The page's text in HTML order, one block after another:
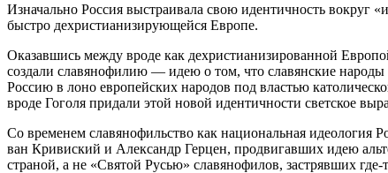
Изначально Россия выстраивала свою идентичность вокруг
быстро дехристианизирующейся Европе.
Оказавшись между вроде как дехристианизированной
создали славянофилию — идею о том, что славянские народы
Россию в лоно европейских народов под властью
вроде Гоголя придали этой новой идентичности светское
Со временем славянофильство как национальная идеология
ван Кривиский и Александр Герцен, продвигавших идею
страной, а не «Святой Русью» славянофилов, застрявших где-